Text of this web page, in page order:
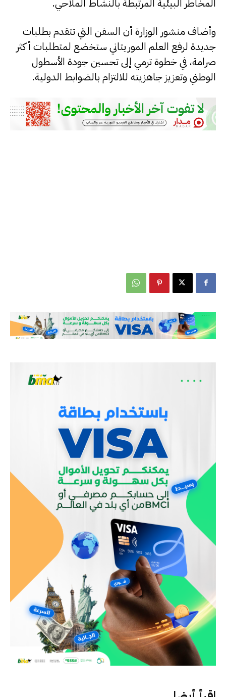
وأضاف منشور الوزارة أن السفن التي تتقدم بطلبات
جديدة لرفع العلم الموريتاني ستخضع لمتطلبات أكثر
صرامة، في خطوة ترمي إلى تحسين جودة الأسطول
الوطني وتعزيز جاهزيته للالتزام بالضوابط الدولية.